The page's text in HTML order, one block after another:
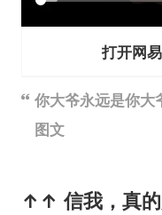
打开网
你大爷永远是你大
图文
↑↑ 信我，真